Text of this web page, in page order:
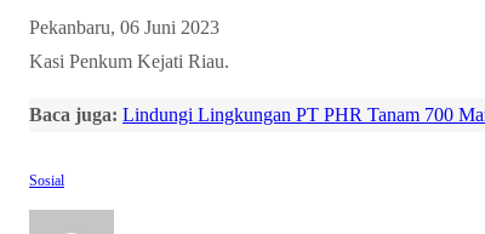
Pekanbaru, 06 Juni 2023
Kasi Penkum Kejati Riau.
Baca juga: Lindungi Lingkungan PT PHR Tanam 700
Sosial